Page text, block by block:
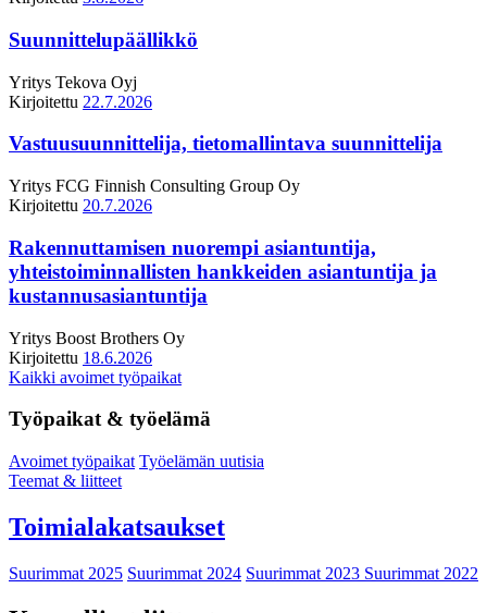
Suunnittelupäällikkö
Yritys Tekova Oyj
Kirjoitettu 22.7.2026
Vastuusuunnittelija, tietomallintava suunnittelija
Yritys FCG Finnish Consulting Group Oy
Kirjoitettu 20.7.2026
Rakennuttamisen nuorempi asiantuntija,
yhteistoiminnallisten hankkeiden asiantuntija ja
kustannusasiantuntija
Yritys Boost Brothers Oy
Kirjoitettu 18.6.2026
Kaikki avoimet työpaikat
Työpaikat & työelämä
Avoimet työpaikat Työelämän uutisia
Teemat & liitteet
Toimialakatsaukset
Suurimmat 2025 Suurimmat 2024 Suurimmat 2023 Suurimmat 2022